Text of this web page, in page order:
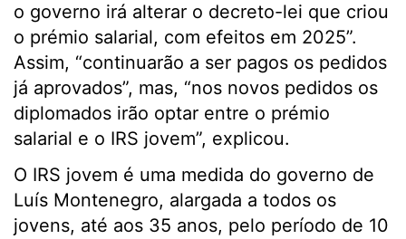
o governo irá alterar o decreto-lei que criou
o prémio salarial, com efeitos em 2025”.
Assim, “continuarão a ser pagos os pedidos
já aprovados”, mas, “nos novos pedidos os
diplomados irão optar entre o prémio
salarial e o IRS jovem”, explicou.
O IRS jovem é uma medida do governo de
Luís Montenegro, alargada a todos os
jovens, até aos 35 anos, pelo período de 10